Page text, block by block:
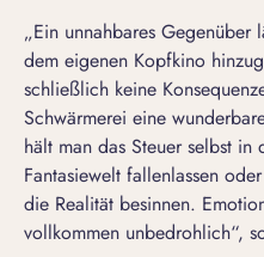
„Ein unnahbares
dem eigenen Kopfkino
schließlich keine
Schwärmerei eine
hält man das Steuer selbst
Fantasiewelt fallenlassen
die Realität besinnen.
vollkommen unbedrohlich“,